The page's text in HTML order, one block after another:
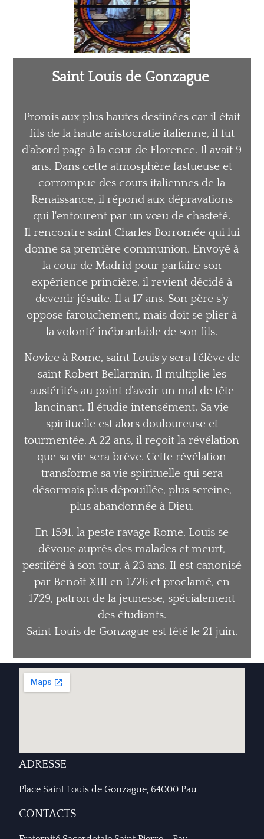
Saint Louis de Gonzague
Promis aux plus hautes destinées car il était
fils de la haute aristocratie italienne, il fut
d'abord page à la cour de Florence. Ilavait 9
ans. Dans cette atmosphère fastueuse et
corrompue des coursitaliennes de la
Renaissance, il répond aux dépravations
qui l'entourent par un vœu de chasteté.
Il rencontre saint Charles Borromée qui lui
donne sa première communion. Envoyé à
la cour de Madrid pour parfaire son
expérience princière, ilrevient décidé à
devenir jésuite. Il a 17 ans. Son père s'y
oppose farouchement,mais doit se plier à
la volonté inébranlable de son fils.
Novice à Rome, saint Louis y sera l'élève de
saint Robert Bellarmin. Il multiplie les
austérités au point d'avoir un mal de tête
lancinant. Il étudie intensément. Sa vie
spirituelle est alors douloureuse et
tourmentée.A 22 ans, il reçoit la révélation
que savie sera brève. Cette révélation
transforme sa vie spirituelle qui sera
désormais plus dépouillée, plus sereine,
plus abandonnée à Dieu.
En 1591, la peste ravage Rome. Louis se
dévoue auprès des malades et meurt,
pestiféré à son tour, à 23 ans. Il est canonisé
par Benoît XIII en 1726 et proclamé, en
1729, patron de la jeunesse, spécialement
des étudiants.
Saint Louis de Gonzague est fêté le 21 juin.
ADRESSE
Place Saint Louis de Gonzague, 64000 Pau
CONTACTS